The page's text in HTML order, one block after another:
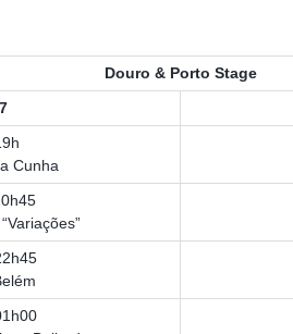
Douro & Porto Stage
Cunha